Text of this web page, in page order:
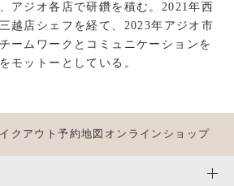
アジオ各店で研鑽を積む。2021年西
越店シェフを経て、2023年アジオ市
ームワークとコミュニケーションを
モットーとしている。
クアウト予約地図 オンラインショップ